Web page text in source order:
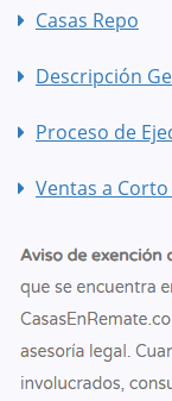
Casas Repo
Descripción
Proceso de
Ventas a Corto